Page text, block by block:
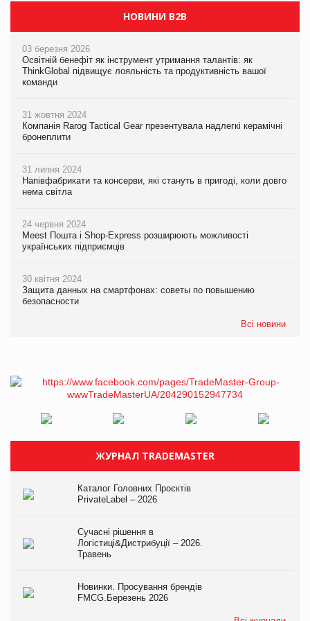
НОВИНИ B2B
03 березня 2026
Освітній бенефіт як інструмент утримання талантів: як
ThinkGlobal підвищує лояльність та продуктивність вашої
команди
31 жовтня 2024
Компанія Rarog Tactical Gear презентувала надлегкі керамічні
бронеплити
31 липня 2024
Напівфабрикати та консерви, які стануть в пригоді, коли довго
нема світла
24 червня 2024
Meest Пошта і Shop-Express розширюють можливості
українських підприємців
30 квітня 2024
Защита данных на смартфонах: советы по повышению
безопасности
Всі новини
ЖУРНАЛ TRADEMASTER
Каталог Головних Проєктів
PrivateLabel – 2026
Сучасні рішення в
Логістиці&Дистрибуції – 2026.
Травень
Новинки. Просування брендів
FMCG.Березень 2026